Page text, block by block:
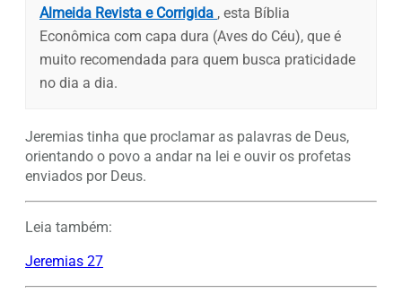
Almeida Revista e Corrigida , esta Bíblia
Econômica com capa dura (Aves do Céu), que é
muito recomendada para quem busca praticidade
no dia a dia.
Jeremias tinha que proclamar as palavras de Deus,
orientando o povo a andar na lei e ouvir os profetas
enviados por Deus.
Leia também:
Jeremias 27